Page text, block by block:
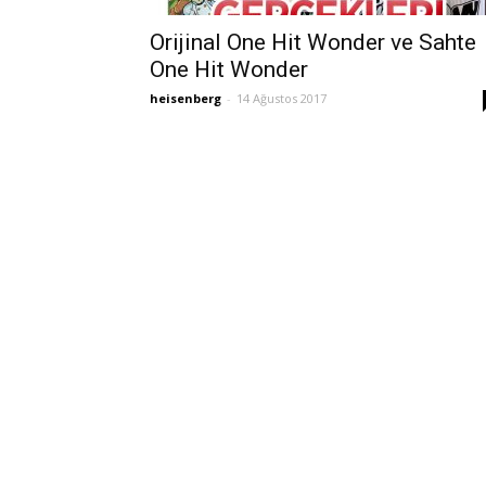
Orijinal One Hit Wonder ve Sahte
One Hit Wonder
heisenberg - 14 Ağustos 2017